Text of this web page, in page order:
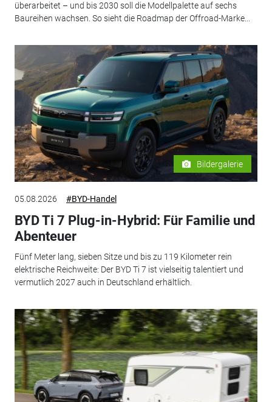
überarbeitet – und bis 2030 soll die Modellpalette auf sechs
Baureihen wachsen. So sieht die Roadmap der Offroad-Marke...
Bildergalerie
05.08.2026 #BYD-Handel
BYD Ti 7 Plug-in-Hybrid: Für Familie und
Abenteuer
Fünf Meter lang, sieben Sitze und bis zu 119 Kilometer rein
elektrische Reichweite: Der BYD Ti 7 ist vielseitig talentiert und
vermutlich 2027 auch in Deutschland erhältlich.